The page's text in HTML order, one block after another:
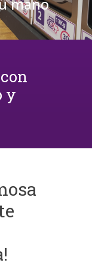
mano
y